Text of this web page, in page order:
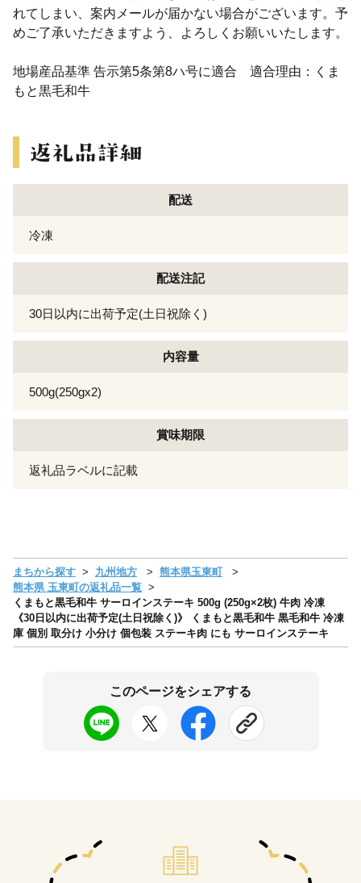
れてしまい、案内メールが届かない場合がございます。予
めご了承いただきますよう、よろしくお願いいたします。
地場産品基準 告示第5条第8ハ号に適合 適合理由：くま
もと黒毛和牛
配送
冷凍
配送注記
30日以内に出荷予定(土日祝除く)
内容量
500g(250gx2)
賞味期限
返礼品ラベルに記載
まちから探す 九州地方
熊本県玉東町
熊本県 玉東町の返礼品一覧
くまもと黒毛和牛 サーロインステーキ 500g (250g×2枚) 牛肉 冷凍
《30日以内に出荷予定(土日祝除く)》 くまもと黒毛和牛 黒毛和牛 冷凍
庫 個別 取分け 小分け 個包装 ステーキ肉 にも サーロインステーキ
このページをシェアする